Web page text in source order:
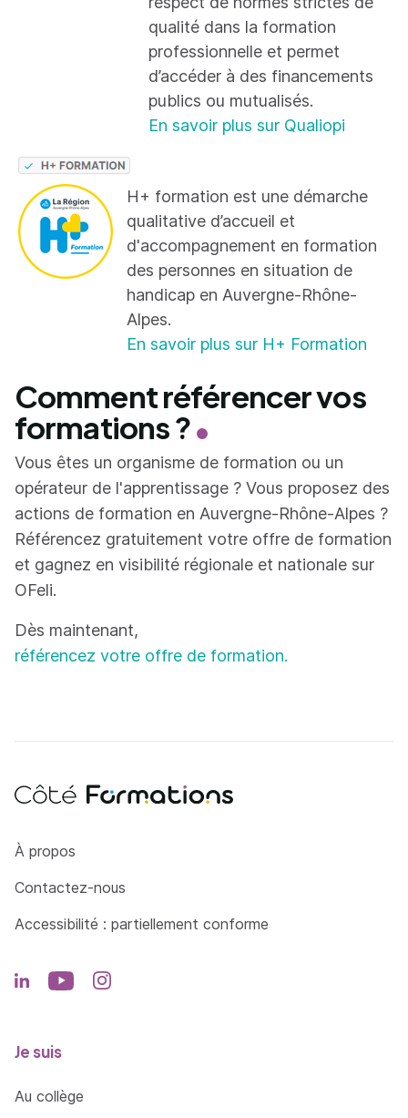
qualité dans la formation
professionnelle et permet
d’accéder à des financements
publics ou mutualisés.
En savoir plus sur Qualiopi
H+ formation est une démarche
qualitative d’accueil et
d'accompagnement en formation
des personnes en situation de
handicap en Auvergne-Rhône-
Alpes.
En savoir plus sur H+ Formation
Comment référencer vos
formations ?
Vous êtes un organisme de formation ou un
opérateur de l'apprentissage ? Vous proposez des
actions de formation en Auvergne-Rhône-Alpes ?
Référencez gratuitement votre offre de formation
et gagnez en visibilité régionale et nationale sur
OFeli.
Dès maintenant,
référencez votre offre de formation.
Côté Formations
À propos
Contactez-nous
Accessibilité : partiellement conforme
Je suis
Au collège